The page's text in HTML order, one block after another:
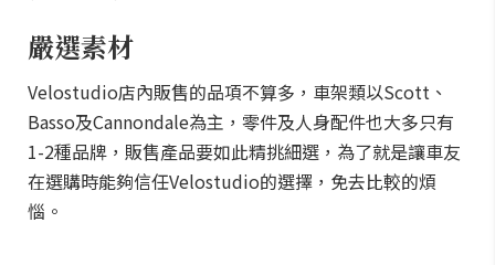
嚴選素材
Velostudio店內販售的品項不算多，車架類以Scott、
Basso及Cannondale為主，零件及人身配件也大多只有
1-2種品牌，販售產品要如此精挑細選，為了就是讓車友
在選購時能夠信任Velostudio的選擇，免去比較的煩
惱。